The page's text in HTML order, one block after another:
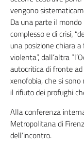
vengono
Da una parte il
complesso e di crisi,
una posizione chiara
violenta”, dall’altra
autocritica di fronte
xenofobia, che si
il rifiuto dei profughi
Alla conferenza
Metropolitana di
dell’incontro.